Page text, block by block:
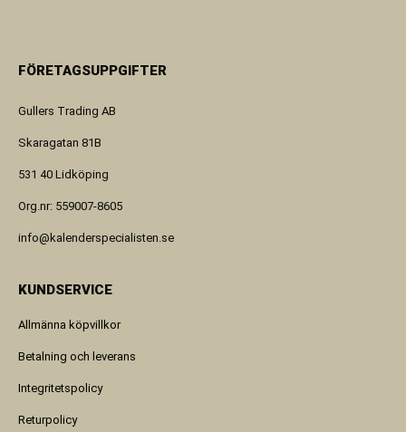
FÖRETAGSUPPGIFTER
Gullers Trading AB
Skaragatan 81B
531 40 Lidköping
Org.nr: 559007-8605
info@kalenderspecialisten.se
KUNDSERVICE
Allmänna köpvillkor
Betalning och leverans
Integritetspolicy
Returpolicy